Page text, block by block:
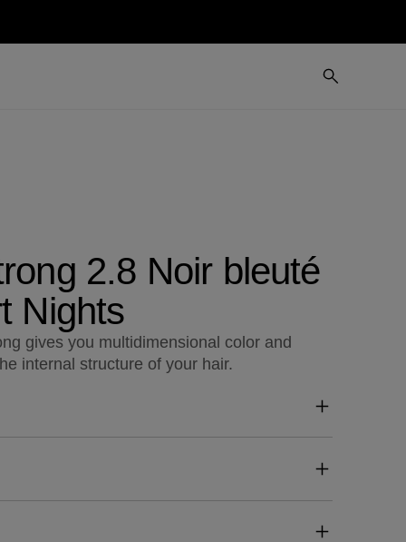
2.8 Noir bleuté
Nights
gives you multidimensional color and
internal structure of your hair.